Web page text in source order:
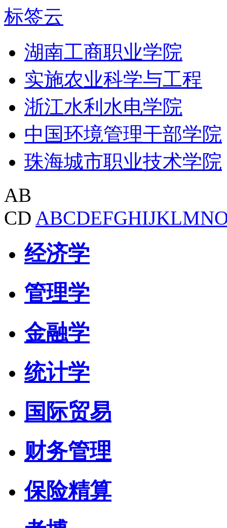
标签云
湖南工商职业学院
实施农业科学与工程
浙江水利水电学院
中国环境管理干部学院
珠海城市职业技术学院
AB
CD ABCDEFGHIJKLMN
经济学
管理学
金融学
统计学
国际贸易
财务管理
保险精算